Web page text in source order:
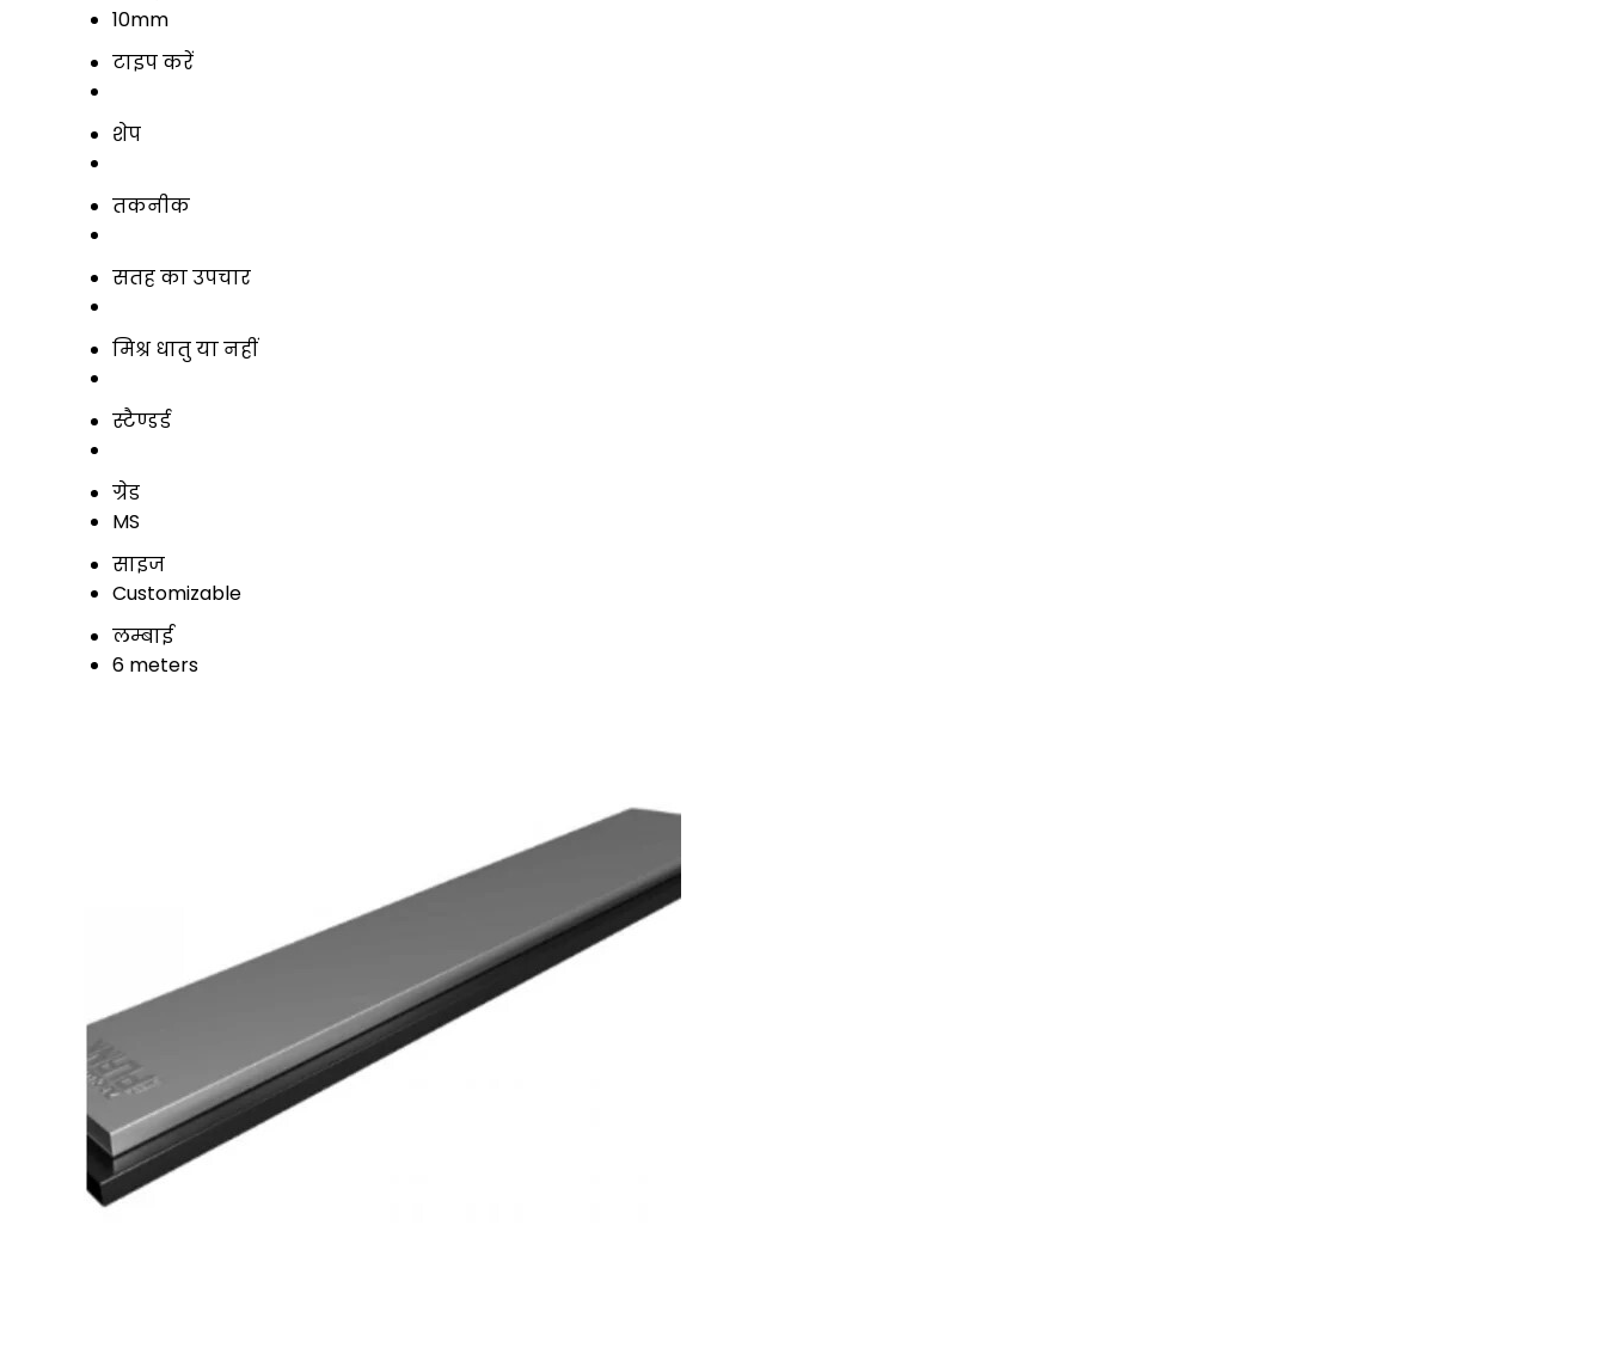
10mm
टाइप करें
शेप
तकनीक
सतह का उपचार
मिश्र धातु या नहीं
स्टैण्डर्ड
ग्रेड
MS
साइज
Customizable
लम्बाई
6 meters